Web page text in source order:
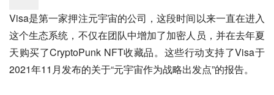
Visa是第一家押注元宇宙的公司，这段时间以来一直在进入
这个生态系统，不仅在团队中增加了加密人员，并在去年夏
天购买了CryptoPunk NFT收藏品。这些行动支持了Visa于
2021年11月发布的关于“元宇宙作为战略出发点”的报告。